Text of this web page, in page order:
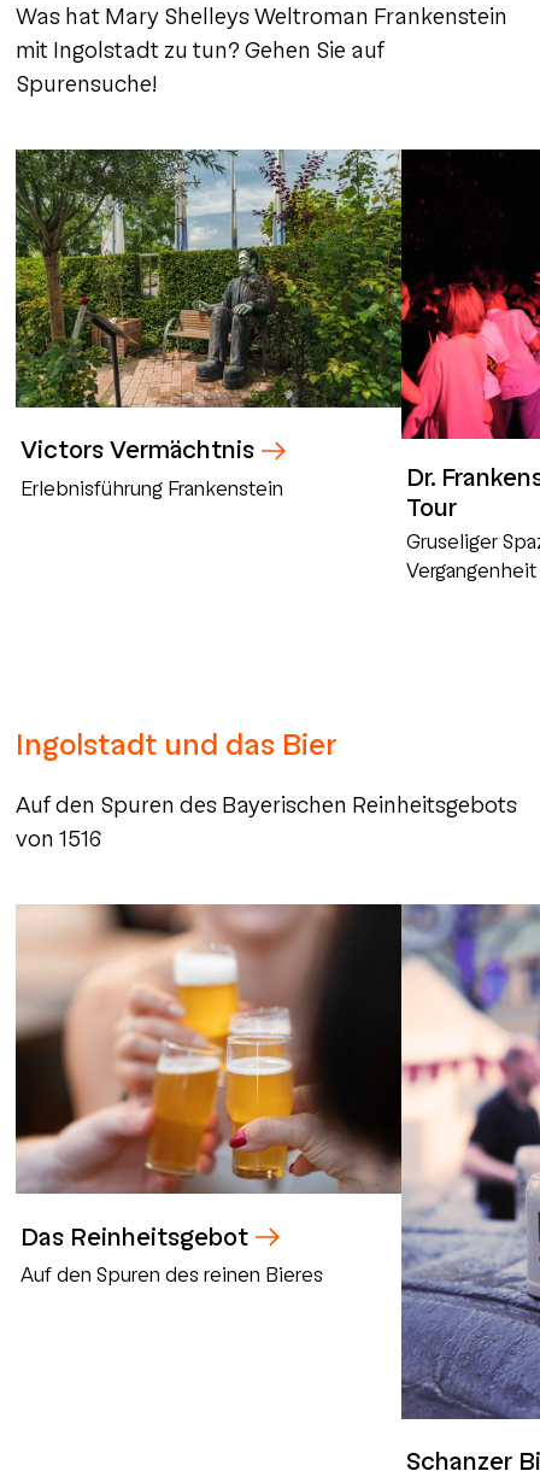
Was hat Mary Shelleys Weltroman Frankenstein
mit Ingolstadt zu tun? Gehen Sie auf
Spurensuche!
Victors Vermächtnis
Erlebnisführung Frankenstein
Dr.
Tour
Gruseliger
Ingolstadt und das Bier
Auf den Spuren des Bayerischen Reinheitsgebots
von 1516
Das Reinheitsgebot
Auf den Spuren des reinen Bieres
Schanzer